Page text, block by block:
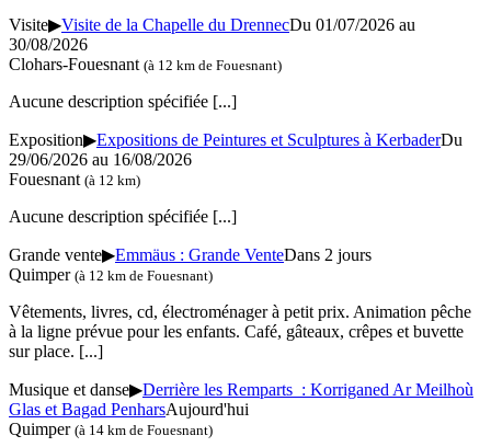
Visite▶Visite de la Chapelle du DrennecDu 01/07/2026 au
30/08/2026
Clohars-Fouesnant (à 12 km de Fouesnant)
Aucune description spécifiée [...]
Exposition▶Expositions de Peintures et Sculptures à KerbaderDu
29/06/2026 au 16/08/2026
Fouesnant (à 12 km)
Aucune description spécifiée [...]
Grande vente▶Emmäus : Grande VenteDans 2 jours
Quimper (à 12 km de Fouesnant)
Vêtements, livres, cd, électroménager à petit prix. Animation pêche
à la ligne prévue pour les enfants. Café, gâteaux, crêpes et buvette
sur place. [...]
Musique et danse▶Derrière les Remparts : Korriganed Ar Meilhoù
Glas et Bagad PenharsAujourd'hui
Quimper (à 14 km de Fouesnant)